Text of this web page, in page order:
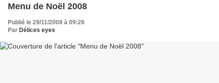
Menu de Noël 2008
Publié le 29/11/2008 à 09:28
Par Délices eyes